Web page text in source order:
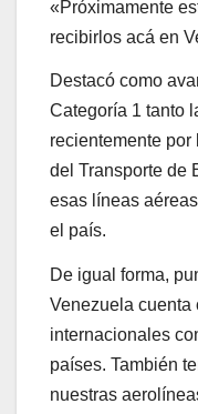
«Próximamente
recibirlos acá en
Destacó como
Categoría 1 tanto
recientemente
del Transporte de
esas líneas
el país.
De igual forma,
Venezuela cuenta
internacionales
países. También
nuestras